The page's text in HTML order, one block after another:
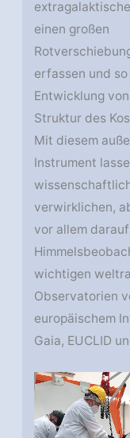
einen großen
erfassen und
Entwicklung
Struktur des
Mit diesem
Instrument
verwirklichen,
vor allem
wichtigen
Observatorien
europäischem
Gaia, EUCLID